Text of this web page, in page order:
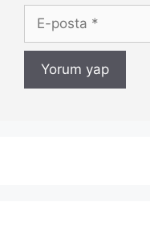
posta